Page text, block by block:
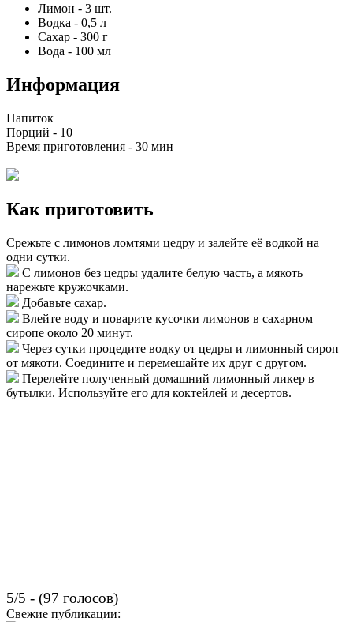
Лимон - 3 шт.
Водка - 0,5 л
Сахар - 300 г
Вода - 100 мл
Информация
Напиток
Порций - 10
Время приготовления - 30 мин
Как приготовить
Срежьте с лимонов ломтями цедру и залейте её водкой на
одни сутки.
С лимонов без цедры удалите белую часть, а мякоть
нарежьте кружочками.
Добавьте сахар.
Влейте воду и поварите кусочки лимонов в сахарном
сиропе около 20 минут.
Через сутки процедите водку от цедры и лимонный сироп
от мякоти. Соедините и перемешайте их друг с другом.
Перелейте полученный домашний лимонный ликер в
бутылки. Используйте его для коктейлей и десертов.
5/5 - (97 голосов)
Свежие публикации: